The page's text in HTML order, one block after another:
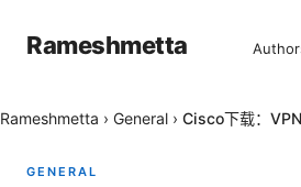
Rameshmetta
Rameshmetta › General › Cisco下载：
GENERAL